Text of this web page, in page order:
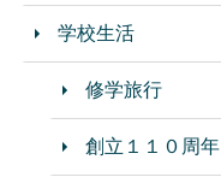
学校生活
修学旅行
創立１１０周年